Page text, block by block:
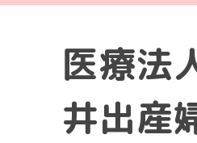
医療法
井出産